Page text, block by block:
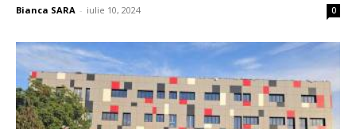
Bianca SARA - iulie 10, 2024 0